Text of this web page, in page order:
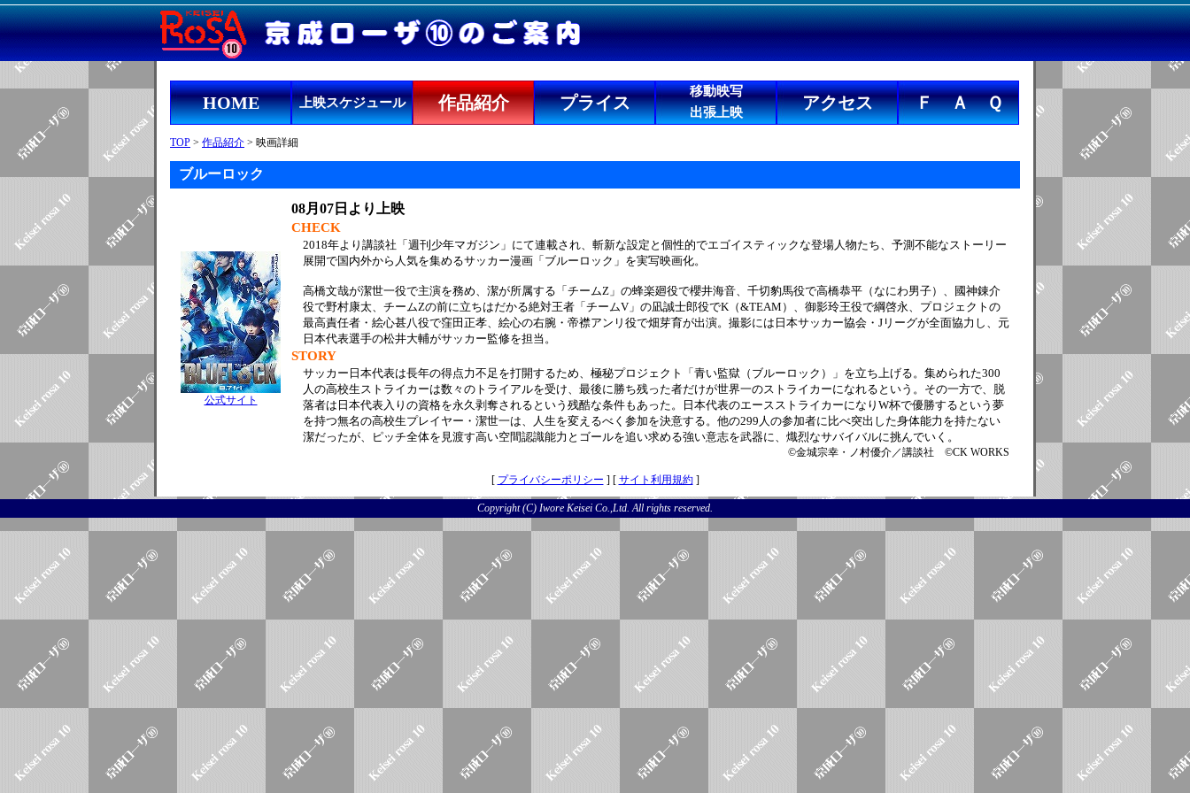
HOME 上映スケジュール 作品紹介 プライス
移動映写
出張上映
アクセス Ｆ Ａ Ｑ
TOP > 作品紹介 > 映画詳細
ブルーロック
公式サイト
08月07日より上映
CHECK
2018年より講談社「週刊少年マガジン」にて連載され、斬新な設定と個性的でエゴイスティックな登場人物たち、予測不能なストーリー
展開で国内外から人気を集めるサッカー漫画「ブルーロック」を実写映画化。
高橋文哉が潔世一役で主演を務め、潔が所属する「チームZ」の蜂楽廻役で櫻井海音、千切豹馬役で高橋恭平（なにわ男子）、國神錬介
役で野村康太、チームZの前に立ちはだかる絶対王者「チームV」の凪誠士郎役でK（&TEAM）、御影玲王役で綱啓永、プロジェクトの
最高責任者・絵心甚八役で窪田正孝、絵心の右腕・帝襟アンリ役で畑芽育が出演。撮影には日本サッカー協会・Jリーグが全面協力し、元
日本代表選手の松井大輔がサッカー監修を担当。
STORY
サッカー日本代表は長年の得点力不足を打開するため、極秘プロジェクト「青い監獄（ブルーロック）」を立ち上げる。集められた300
人の高校生ストライカーは数々のトライアルを受け、最後に勝ち残った者だけが世界一のストライカーになれるという。その一方で、脱
落者は日本代表入りの資格を永久剥奪されるという残酷な条件もあった。日本代表のエースストライカーになりW杯で優勝するという夢
を持つ無名の高校生プレイヤー・潔世一は、人生を変えるべく参加を決意する。他の299人の参加者に比べ突出した身体能力を持たない
潔だったが、ピッチ全体を見渡す高い空間認識能力とゴールを追い求める強い意志を武器に、熾烈なサバイバルに挑んでいく。
©金城宗幸・ノ村優介／講談社 ©CK WORKS
[ プライバシーポリシー ] [ サイト利用規約]
Copyright (C) Iwore Keisei Co.,Ltd. All rights reserved.